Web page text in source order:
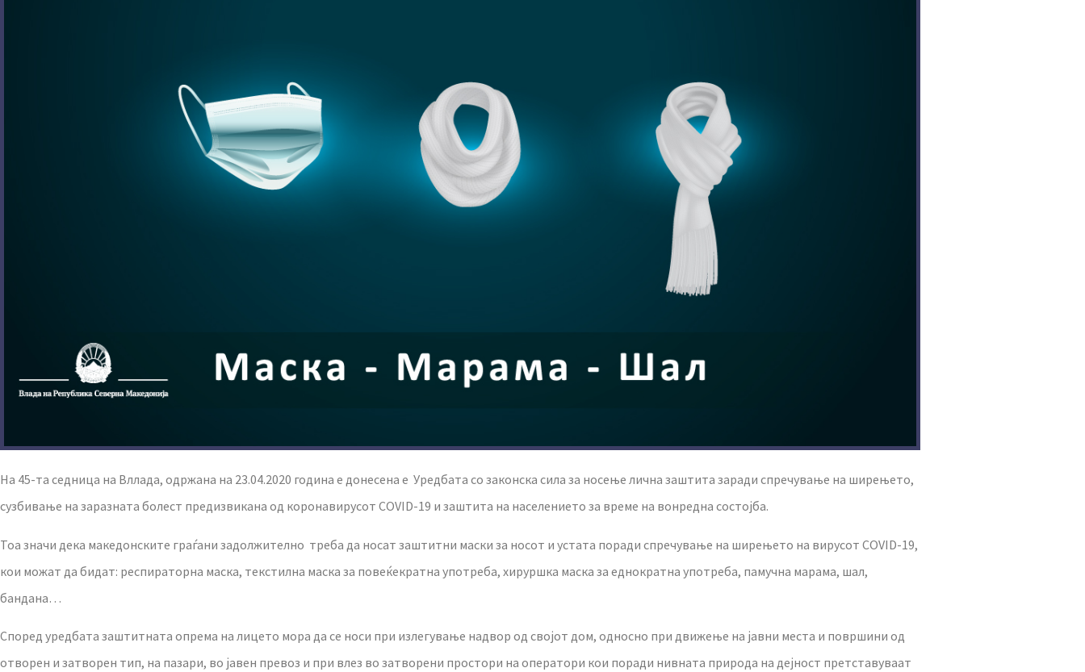
На 45-та седница на Вллада, одржана на 23.04.2020 година е донесена е Уредбата со законска сила за носење лична заштита заради спречување на ширењето,
сузбивање на заразната болест предизвикана од коронавирусот COVID-19 и заштита на населението за време на вонредна состојба.
Тоа значи дека македонските граѓани задолжително треба да носат заштитни маски за носот и устата поради спречување на ширењето на вирусот COVID-19,
кои можат да бидат: респираторна маска, текстилна маска за повеќекратна употреба, хируршка маска за еднократна употреба, памучна марама, шал,
бандана…
Според уредбата заштитната опрема на лицето мора да се носи при излегување надвор од својот дом, односно при движење на јавни места и површини од
отворен и затворен тип, на пазари, во јавен превоз и при влез во затворени простори на оператори кои поради нивната природа на дејност претставуваат